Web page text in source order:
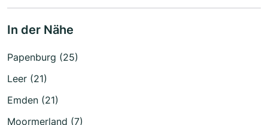
In der Nähe
Papenburg (25)
Leer (21)
Emden (21)
Moormerland (7)